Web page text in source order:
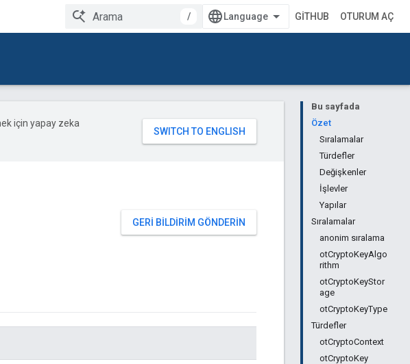
/ GITHUB OTURUM AÇ
Bu sayfada
Özet
Sıralamalar
Türdefler
Değişkenler
İşlevler
Yapılar
Sıralamalar
anonim sıralama
otCryptoKeyAlgo
rithm
otCryptoKeyStor
age
otCryptoKeyType
Türdefler
otCryptoContext
otCryptoKey
için yapay zeka
GERI BILDIRIM GÖNDERIN